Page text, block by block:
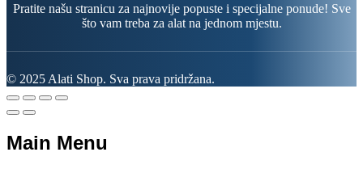
Pratite našu stranicu za najnovije popuste i specijalne ponude! Sve
što vam treba za alat na jednom mjestu.
© 2025 Alati Shop. Sva prava pridržana.
Main Menu